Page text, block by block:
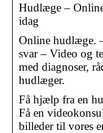
Hudlæge –
idag
Online hudlæge.
svar – Video og
med diagnoser,
hudlæger.
Få hjælp fra en
Få en
billeder til vores